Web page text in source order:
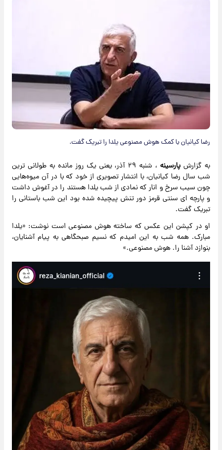
رضا کیانیان با کمک هوش مصنوعی یلدا را تبریک گفت.
به گزارشپارسینه
، شنبه ۲۹ آذر، یعنی یک روز مانده به طولانی ترین
شب سال رضا کیانیان، با انتشار تصویری از خود که با در آن میوه‌هایی
چون سیب سرخ و انار که نمادی از شب یلدا هستند را در آغوش داشت
و پارچه ای سنتی قرمز دور تنش پیچیده شده بود این شب باستانی را
تبریک گفت.
او در کپشن این عکس که ساخته هوش مصنوعی است نوشت: «یلدا
مبارک. همه شب به این امیدم که نسیم صبحگاهی به پیام آشنایان،
بنوازد آشنا را. هوش مصنوعی.»